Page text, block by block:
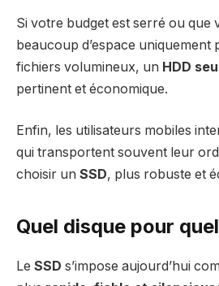
Si votre budget est serré ou que
beaucoup d’espace uniquement
fichiers volumineux, un HDD
pertinent et économique.
Enfin, les utilisateurs mobiles
qui transportent souvent leur
choisir un SSD, plus robuste et
Quel disque pour
Le SSD s’impose aujourd’hui